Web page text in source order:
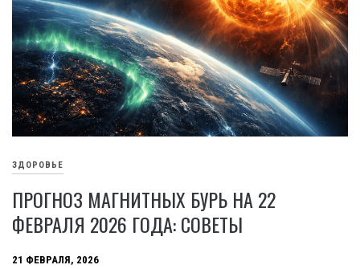
ЗДОРОВЬЕ
ПРОГНОЗ МАГНИТНЫХ БУРЬ НА 22
ФЕВРАЛЯ 2026 ГОДА: СОВЕТЫ
21 ФЕВРАЛЯ, 2026